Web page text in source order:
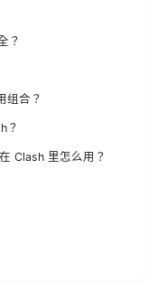
？
组合？
？
Clash 里怎么用？